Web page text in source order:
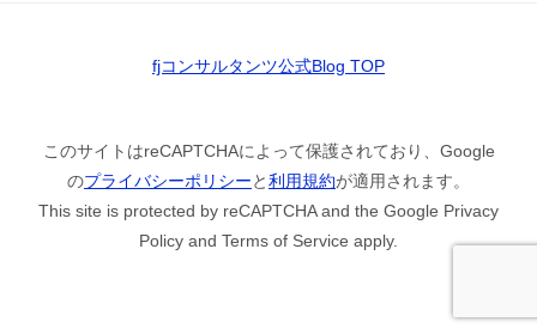
fjコンサルタンツ公式Blog TOP
このサイトはreCAPTCHAによって保護されており、Google
のプライバシーポリシーと利用規約が適用されます。
This site is protected by reCAPTCHA and the Google Privacy
Policy and Terms of Service apply.